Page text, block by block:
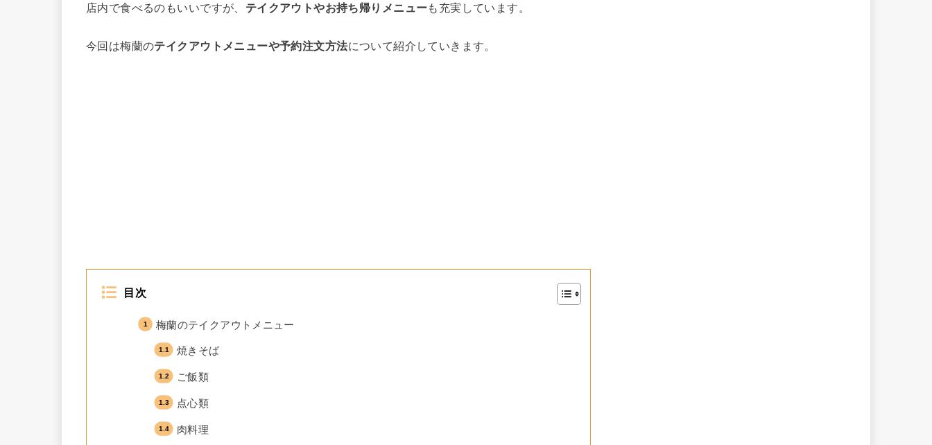
店内で食べるのもいいですが、 テイクアウトやお持ち帰りメニューも充実しています。
今回は梅蘭のテイクアウトメニューや予約注文方法について紹介していきます。
目次
梅蘭のテイクアウトメニュー
焼きそば
ご飯類
点心類
肉料理